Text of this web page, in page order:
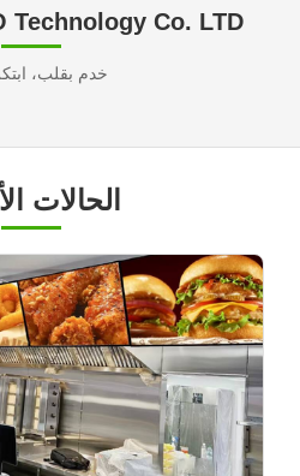
Technology Co. LTD
خدم بقلب،
الحالات